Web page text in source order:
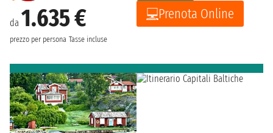
da 1.635 €
prezzo per persona Tasse incluse
Prenota Online